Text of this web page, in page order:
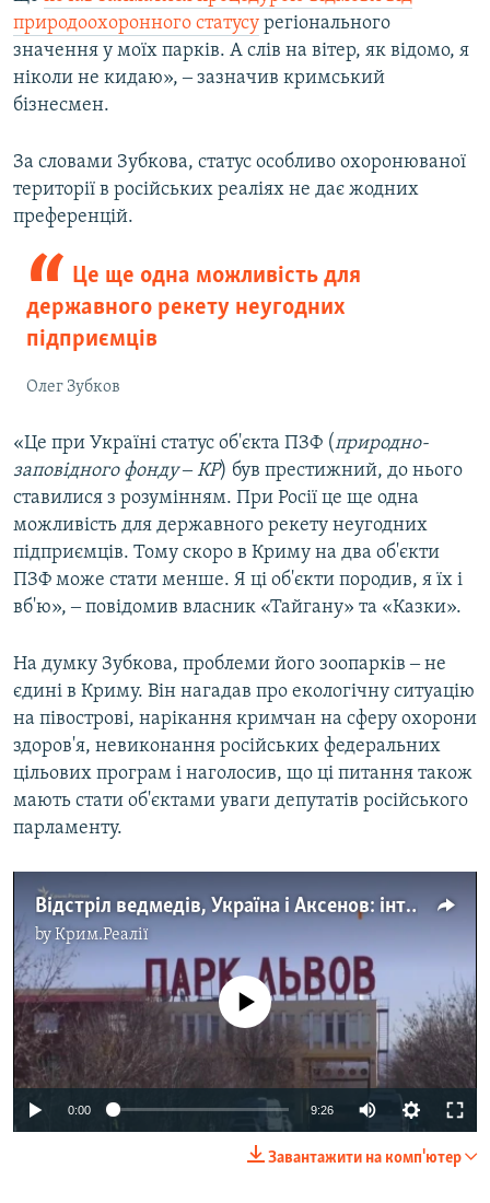
природоохоронного статусу регіонального
значення у моїх парків. А слів на вітер, як відомо, я
ніколи не кидаю», ‒ зазначив кримський
бізнесмен.
За словами Зубкова, статус особливо охоронюваної
території в російських реаліях не дає жодних
преференцій.
Це ще одна можливість для
державного рекету неугодних
підприємців
Олег Зубков
«Це при Україні статус об'єкта ПЗФ (природно-
заповідного фонду ‒ КР) був престижний, до нього
ставилися з розумінням. При Росії це ще одна
можливість для державного рекету неугодних
підприємців. Тому скоро в Криму на два об'єкти
ПЗФ може стати менше. Я ці об'єкти породив, я їх і
вб'ю», ‒ повідомив власник «Тайгану» та «Казки».
На думку Зубкова, проблеми його зоопарків ‒ не
єдині в Криму. Він нагадав про екологічну ситуацію
на півострові, нарікання кримчан на сферу охорони
здоров'я, невиконання російських федеральних
цільових програм і наголосив, що ці питання також
мають стати об'єктами уваги депутатів російського
парламенту.
Відстріл ведмедів, Україна і Аксенов: інтерв'ю Олега Зубкова (відео)
byКрим.Реалії
No media source currently available
0:00 9:26
Завантажити на комп'ютер